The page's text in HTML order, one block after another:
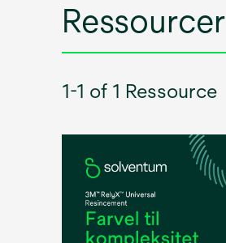
Ressourcer
1-1 of 1 Ressource